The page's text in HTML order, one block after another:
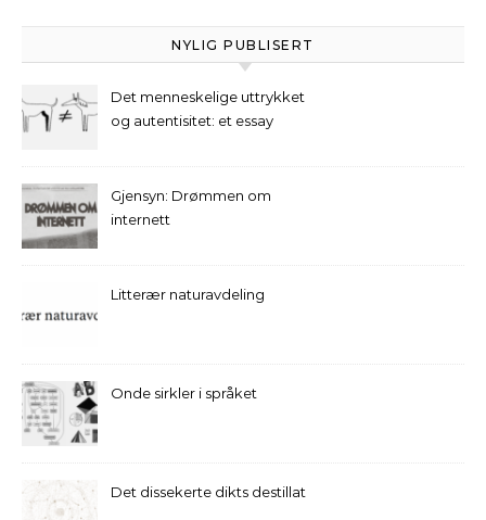
NYLIG PUBLISERT
Det menneskelige uttrykket
og autentisitet: et essay
Gjensyn: Drømmen om
internett
Litterær naturavdeling
Onde sirkler i språket
Det dissekerte dikts destillat